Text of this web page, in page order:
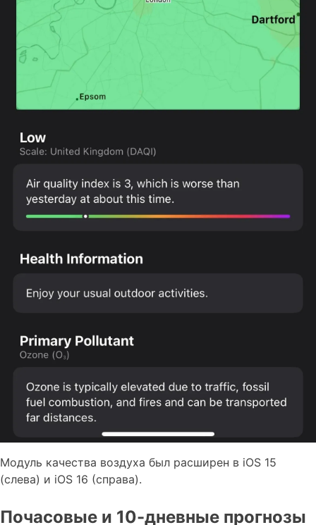
Модуль качества воздуха был расширен в iOS 15
(слева) и iOS 16 (справа).
Почасовые и 10-дневные прогнозы